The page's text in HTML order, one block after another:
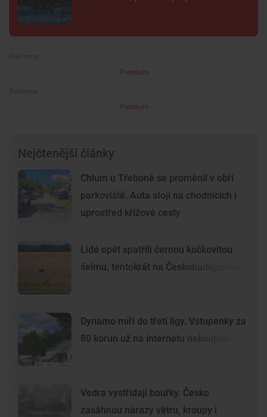
Premium
Premium
Nejčtenější články
Chlum u Třeboně se proměnil v obří
parkoviště. Auta stojí na chodnících i
uprostřed křížové cesty
Lidé opět spatřili černou kočkovitou
šelmu, tentokrát na Českobudějovicku
Dynamo míří do třetí ligy. Vstupenky za
80 korun už na internetu nekoupíte
Vedra vystřídají bouřky. Česko
zasáhnou nárazy větru, kroupy i